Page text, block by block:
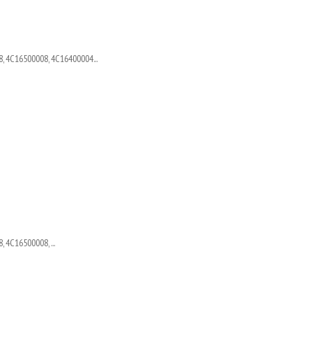
4C16500008, 4C16400004...
4C16500008, ...